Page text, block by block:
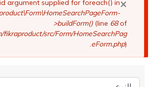
×
رسالة
الخطأ
argument supplied for foreach() in
>buildForm()(line 68of
fikraproduct/src/Form/HomeSearchPag
eForm.php).
النوع